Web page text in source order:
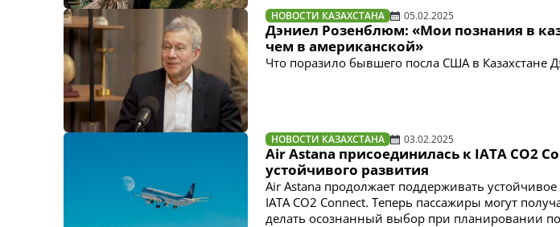
НОВОСТИ КАЗАХСТАНА 05.02.2025
Дэниел Розенблюм: «Мои познания в
чем в американской»
Что поразило бывшего посла США в Казахстане
НОВОСТИ КАЗАХСТАНА 03.02.2025
Air Astana присоединилась к IATA CO2
устойчивого развития
Air Astana продолжает поддерживать
IATA CO2 Connect. Теперь пассажиры могут
делать осознанный выбор при планировании